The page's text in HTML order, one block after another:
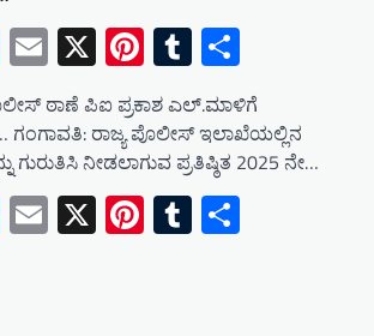
Facebook
Email
X Pinterest
Tumblr
ಠಾಣೆ ಪಿಐ ಪ್ರಕಾಶ ಎಲ್.ಮಾಳಿಗೆ
ಗಂಗಾವತಿ: ರಾಜ್ಯ ಪೊಲೀಸ್‌ ಇಲಾಖೆಯಲ್ಲಿನ
ಗುರುತಿಸಿ ನೀಡಲಾಗುವ ಪ್ರತಿಷ್ಠಿತ 2025 ನೇ…
Facebook
Email
X Pinterest
Tumblr